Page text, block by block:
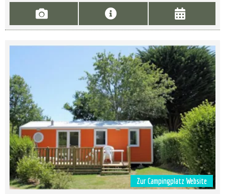
Zur Campingplatz Website